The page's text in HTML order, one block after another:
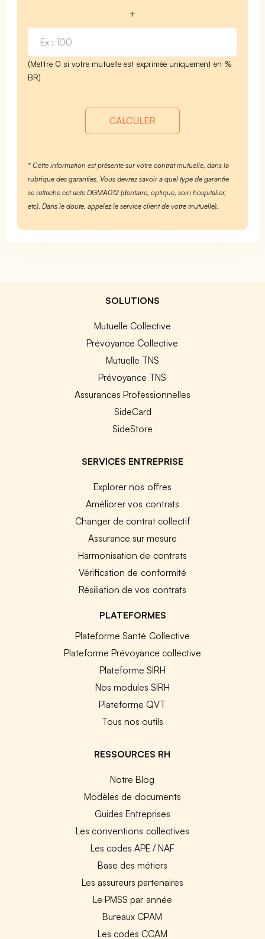
+
(Mettre 0 si votre mutuelle est exprimée uniquement en %
BR)
CALCULER
* Cette information est présente sur votre contrat mutuelle, dans la
rubrique des garanties. Vous devrez savoir à quel type de garantie
se rattache cet acte DGMA012 (dentaire, optique, soin hospitalier,
etc). Dans le doute, appelez le service client de votre mutuelle).
SOLUTIONS
Mutuelle Collective
Prévoyance Collective
Mutuelle TNS
Prévoyance TNS
Assurances Professionnelles
SideCard
SideStore
SERVICES ENTREPRISE
Explorer nos offres
Améliorer vos contrats
Changer de contrat collectif
Assurance sur mesure
Harmonisation de contrats
Vérification de conformité
Résiliation de vos contrats
PLATEFORMES
Plateforme Santé Collective
Plateforme Prévoyance collective
Plateforme SIRH
Nos modules SIRH
Plateforme QVT
Tous nos outils
RESSOURCES RH
Notre Blog
Modèles de documents
Guides Entreprises
Les conventions collectives
Les codes APE / NAF
Base des métiers
Les assureurs partenaires
Le PMSS par année
Bureaux CPAM
Les codes CCAM